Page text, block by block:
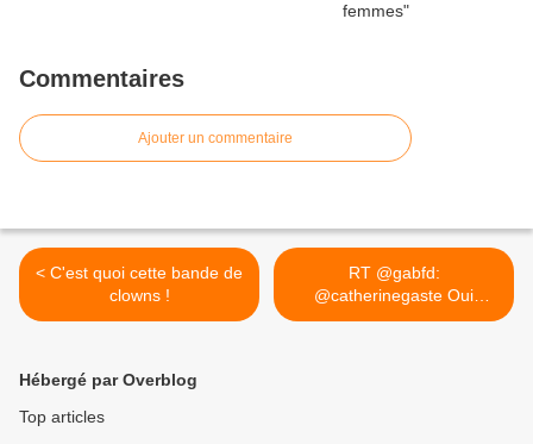
Commentaires
Ajouter un commentaire
< C'est quoi cette bande de
clowns !
RT @gabfd:
@catherinegaste Oui
furieusement! On te... >
Hébergé par Overblog
Top articles